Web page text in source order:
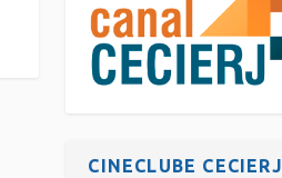
CINECLUBE CECIERJ